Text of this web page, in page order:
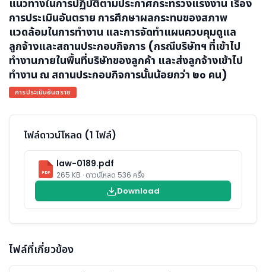
แนวทางในการปฏิบัติตามประกาศกระทรวงแรงงาน เรื่อง
การประเมินอันตราย การศึกษาผลกระทบของสภาพ
แวดล้อมในการทำงาน และการจัดทำแผนควบคุมดูแล
ลูกจ้างและสถานประกอบกิจการ (กรณีบริษัทฯ ที่เข้าไป
ทำงานภายในพื้นที่บริษัทของลูกค้า และส่งลูกจ้างเข้าไป
ทำงาน ณ สถานประกอบกิจการนั้นน้อยกว่า ๒๐ คน)
การประเมินอันตราย
ไฟล์ดาวน์โหลด (1 ไฟล์)
PDF
law-0189.pdf
265 KB · ดาวน์โหลด 536 ครั้ง
Download
ไฟล์ที่เกี่ยวข้อง